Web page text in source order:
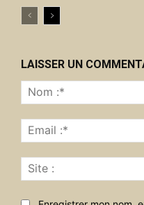
LAISSER UN